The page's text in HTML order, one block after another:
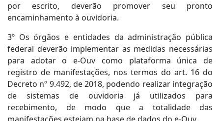
por escrito, deverão promover seu pronto
encaminhamento à ouvidoria.
3º Os órgãos e entidades da administração pública
federal deverão implementar as medidas necessárias
para adotar o e-Ouv como plataforma única de
registro de manifestações, nos termos do art. 16 do
Decreto nº 9.492, de 2018, podendo realizar integração
de sistemas de ouvidoria já utilizados para
recebimento, de modo que a totalidade das